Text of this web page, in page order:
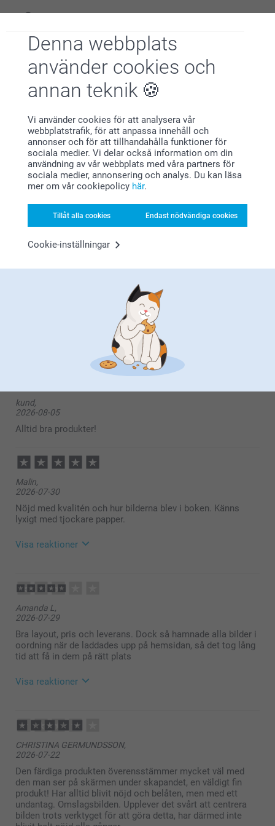
Denna webbplats
använder cookies och
annan teknik
Vi använder cookies för att analysera vår
webbplatstrafik, för att anpassa innehåll och
annonser och för att tillhandahålla funktioner för
sociala medier. Vi delar också information om din
användning av vår webbplats med våra partners för
sociala medier, annonsering och analys. Du kan läsa
mer om vår cookiepolicy här.
Tillåt alla cookies Endast nödvändiga cookies
Cookie-inställningar
Modern Presentationsbox
199,00/styck
Priser på tillval och tillgänglighet
storlek L eller XL
Trustpilot produktomdömen
4.6
Språk
Alla omdömen (2847)
5 Stjärnor
2133
4 Stjärnor
1 Stjärna
80
Nöjd med produkten. Bra kvalitet.
kund,
2026-08-05
Alltid bra produkter!
Malin,
2026-07-30
Nöjd med kvalitén och hur bilderna blev i boken. Känns
lyxigt med tjockare papper.
Visa reaktioner
12:13
Stort tack för dina ⭐️⭐️⭐️⭐️⭐️ och omdöme av våra
fotoböcker. Det är ett så fint sätt att samla ihop sina
minnen och skapa sin egen berättelse i bilder. Tack
för att du valt att beställa hos oss.
Soliga hälsningar
Kirsi @smartphoto
Amanda L,
2026-07-29
Bra layout, pris och leverans. Dock så hamnade alla bilder i
oordning när de laddades upp på hemsidan, så det tog lång
tid att få in dem på rätt plats
Visa reaktioner
12:12
Vad roligt att du blev nöjd med layouten, priset och
leveransen av din fotobok!
Samtidigt förstår vi verkligen att det blev
tidskrävande och frustrerande när bilderna hamnade
i oordning.
CHRISTINA GERMUNDSSON,
2026-07-22
Den färdiga produkten överensstämmer mycket väl med
den man ser på skärmen under skapandet, en väldigt fin
produkt! Har alltid blivit nöjd och belåten, men med ett
undantag. Omslagsbilden. Upplever det svårt att centrera
bilden trots verktyget för att göra detta, har därmed inte